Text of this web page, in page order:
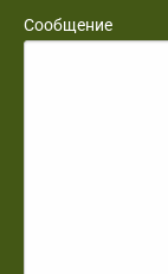
Сообщение